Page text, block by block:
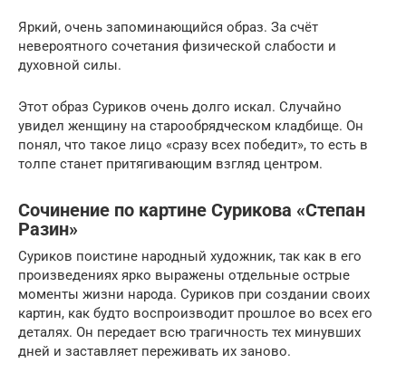
Яркий, очень запоминающийся образ. За счёт
невероятного сочетания физической слабости и
духовной силы.
Этот образ Суриков очень долго искал. Случайно
увидел женщину на старообрядческом кладбище. Он
понял, что такое лицо «сразу всех победит», то есть в
толпе станет притягивающим взгляд центром.
Сочинение по картине Сурикова «Степан
Разин»
Суриков поистине народный художник, так как в его
произведениях ярко выражены отдельные острые
моменты жизни народа. Суриков при создании своих
картин, как будто воспроизводит прошлое во всех его
деталях. Он передает всю трагичность тех минувших
дней и заставляет переживать их заново.